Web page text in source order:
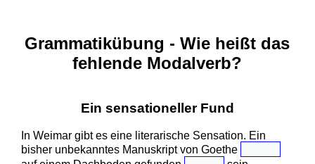
Grammatikübung - Wie heißt das
fehlende Modalverb?
Ein sensationeller Fund
In Weimar gibt es eine literarische Sensation. Ein
bisher unbekanntes Manuskript von Goethe